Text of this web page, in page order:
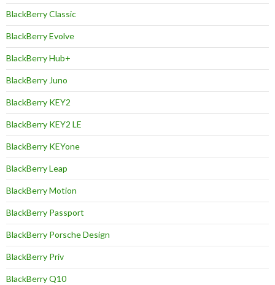
BlackBerry Classic
BlackBerry Evolve
BlackBerry Hub+
BlackBerry Juno
BlackBerry KEY2
BlackBerry KEY2 LE
BlackBerry KEYone
BlackBerry Leap
BlackBerry Motion
BlackBerry Passport
BlackBerry Porsche Design
BlackBerry Priv
BlackBerry Q10